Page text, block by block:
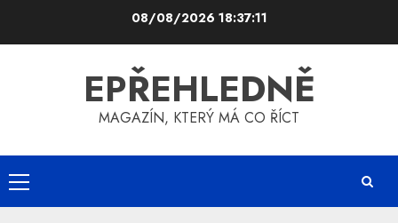
08/08/2026 18:37:12
EPŘEHLEDNĚ
MAGAZÍN, KTERÝ MÁ CO ŘÍCT
Primary
Menu